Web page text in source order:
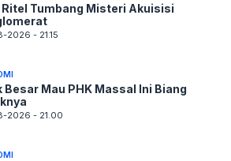
Ritel Tumbang Misteri Akuisisi
2026 - 21.15
Besar Mau PHK Massal Ini Biang
2026 - 21.00